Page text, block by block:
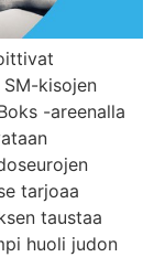
kisojen
-areenalla
tarjoaa
taustaa
huoli judon